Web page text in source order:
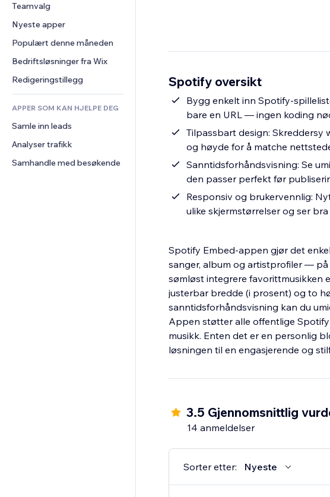
Konvertering
Lagerløsninger
Dropshipping
Priser og abonnement
Folkefinansiering
Mat og drikke
Video
PDF
Fildeling
Nyheter
Sidemaler
Bildeeffekter
Knapper og menyer
Bannere og merker
Kalkulatorer
Søk
Vær
Diagrammer og tabeller
Avstemninger
Chat
Kommentarer
Telefon
Samfunn
Anmeldelser og
Teamvalg
Nyeste apper
Populært denne måneden
Bedriftsløsninger fra Wix
Redigeringstillegg
APPER SOM KAN HJELPE DEG
Samle inn leads
Analyser trafikk
Samhandle med besøkende
Spotify oversikt
Bygg enkelt inn Spotify-
bare en URL — ingen koding
Tilpassbart design: Skreddersy
og høyde for å matche
Sanntidsforhåndsvisning: Se
den passer perfekt før
Responsiv og brukervennlig:
ulike skjermstørrelser og ser
Spotify Embed-appen gjør det
sanger, album og artistprofiler —
sømløst integrere favorittmusikken
justerbar bredde (i prosent) og to
sanntidsforhåndsvisning kan du
Appen støtter alle offentlige
musikk. Enten det er en personlig
løsningen til en engasjerende og
3.5 Gjennomsnittlig
14 anmeldelser
Sorter etter: Nyeste